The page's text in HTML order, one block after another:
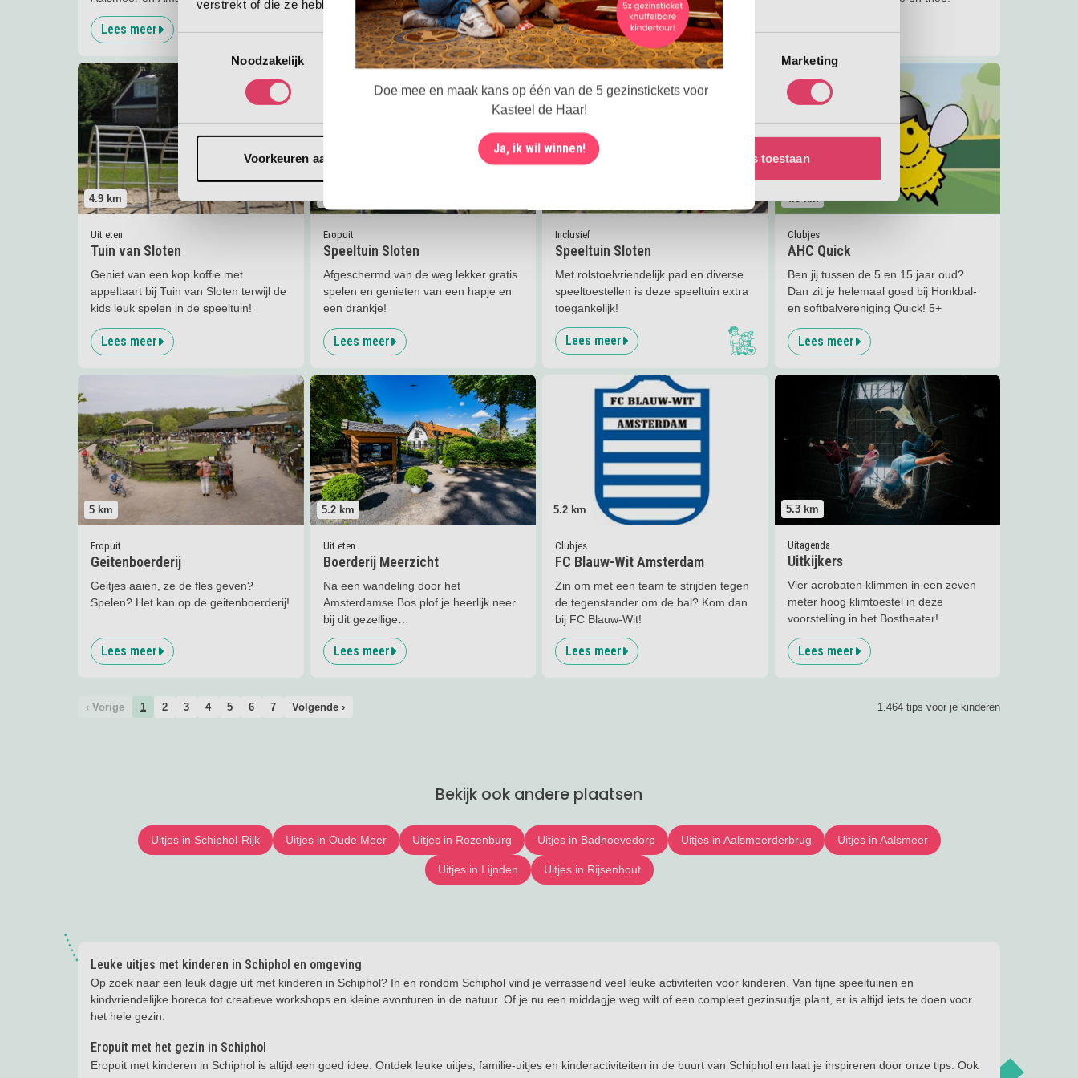
verstrekt of die ze hebben verzameld op basis van uw gebruik van hun services.
Noodzakelijk
Voorkeuren Statistieken Marketing
Voorkeuren aanpassen Selectie toestaan Alles toestaan
Lees meer Lees meer Lees meer Lees meer
4.9 km
Uit eten
Tuin van Sloten
Geniet van een kop koffie met
appeltaart bij Tuin van Sloten terwijl de
kids leuk spelen in de speeltuin!
Lees meer
Lees meer Tuin van Sloten
4.9
Eropuit
Speeltuin Sloten
Afgeschermd van de weg lekker gratis
spelen en genieten van een hapje en
een drankje!
Lees meer
Lees meer Speeltuin Sloten
Inclusief
Speeltuin Sloten
Met rolstoelvriendelijk pad en diverse
speeltoestellen is deze speeltuin extra
toegankelijk!
Lees meer
Lees meer Speeltuin Sloten
4.9 km
Clubjes
AHC Quick
Ben jij tussen de 5 en 15 jaar oud?
Dan zit je helemaal goed bij Honkbal-
en softbalvereniging Quick! 5+
Lees meer
Lees meerAHC Quick
5 km
Eropuit
Geitenboerderij
Geitjes aaien, ze de fles geven?
Spelen? Het kan op de geitenboerderij!
Lees meer
5.2 km
Uit eten
Boerderij Meerzicht
Na een wandeling door het
Amsterdamse Bos plof je heerlijk neer
bij dit gezellige
pannenkoekenrestaurant!
Lees meer
Lees meer Boerderij Meerzicht
5.2 km
Clubjes
FC Blauw-Wit Amsterdam
Zin om met een team te strijden tegen
de tegenstander om de bal? Kom dan
bij FC Blauw-Wit!
Lees meer
FC Blauw-Wit Amsterdam
5.3 km
Uitagenda
Uitkijkers
Vier acrobaten klimmen in een zeven
meter hoog klimtoestel in deze
voorstelling in het Bostheater!
Lees meer
Lees meer Uitkijkers
‹ Vorige 1 2 3 4 5 6 7 Volgende › 1.464 tips voor je kinderen
Bekijk ook andere plaatsen
Uitjes in Schiphol-Rijk Uitjes in Oude Meer Uitjes in Rozenburg Uitjes in Badhoevedorp Uitjes in Aalsmeerderbrug Uitjes in Aalsmeer
Uitjes in Lijnden Uitjes in Rijsenhout
Leuke uitjes met kinderen in Schiphol en omgeving
Op zoek naar een leuk dagje uit met kinderen in Schiphol? In en rondom Schiphol vind je verrassend veel leuke activiteiten voor kinderen. Van fijne speeltuinen en
kindvriendelijke horeca tot creatieve workshops en kleine avonturen in de natuur. Of je nu een middagje weg wilt of een compleet gezinsuitje plant, er is altijd iets te doen voor
het hele gezin.
Eropuit met het gezin in Schiphol
Eropuit met kinderen in Schiphol is altijd een goed idee. Ontdek leuke uitjes, familie-uitjes en kinderactiviteiten in de buurt van Schiphol en laat je inspireren door onze tips. Ook
Doe mee en maak kans op één van de 5 gezinstickets voor
Kasteel de Haar!
Ja, ik wil winnen!